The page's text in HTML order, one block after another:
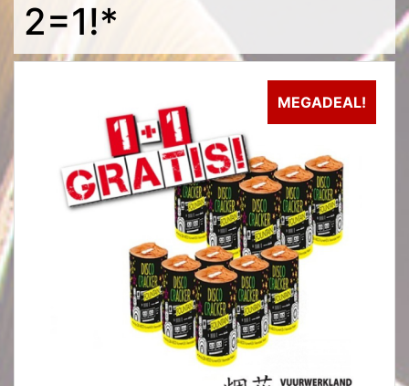
2=1!*
MEGADEAL!